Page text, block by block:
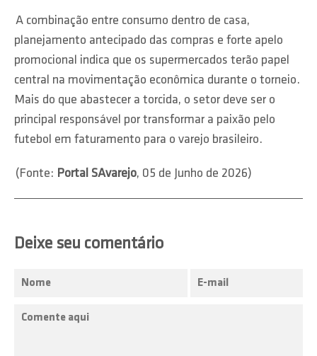
A combinação entre consumo dentro de casa,
planejamento antecipado das compras e forte apelo
promocional indica que os supermercados terão papel
central na movimentação econômica durante o torneio.
Mais do que abastecer a torcida, o setor deve ser o
principal responsável por transformar a paixão pelo
futebol em faturamento para o varejo brasileiro.
(Fonte: Portal SAvarejo, 05 de Junho de 2026)
Deixe seu comentário